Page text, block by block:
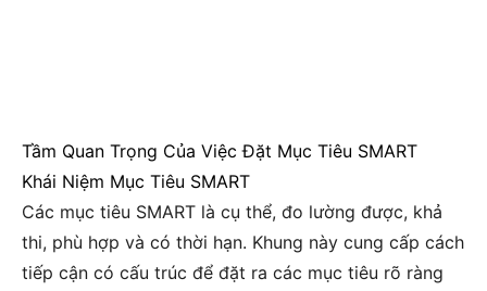
Tầm Quan Trọng Của Việc Đặt Mục Tiêu SMART
Khái Niệm Mục Tiêu SMART
Các mục tiêu SMART là cụ thể, đo lường được, khả
thi, phù hợp và có thời hạn. Khung này cung cấp cách
tiếp cận có cấu trúc để đặt ra các mục tiêu rõ ràng